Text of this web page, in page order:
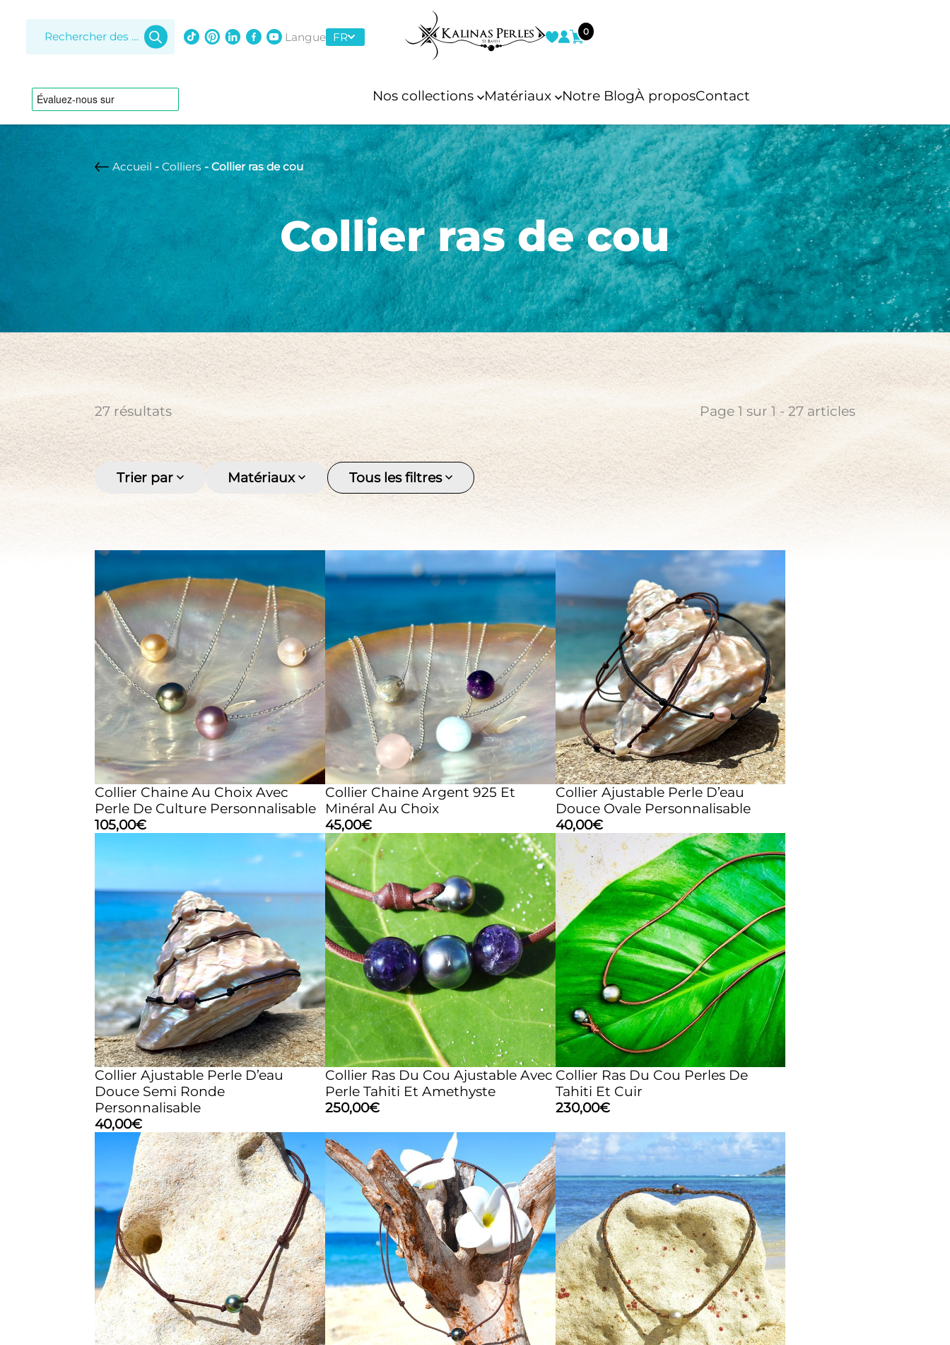
Langue FR 0
Nos collections
Colliers
Ajustable
Cuir tressé
Grappe
Homme
Multicolore
Pendentif
Perle d’Australie
Perle d’eau douce
Perles de Tahiti
Pièce de pirate
Pierre
Ras de cou
Sautoir
Bagues
“Toi et Moi”
Argent 925
Perle d’Australie
Perle de Tahiti
Pierre naturelle
Boucles d’oreilles
Argent
Créole
Keishi
Multicolore
Or
Perle d’Australie
Perle d’eau douce
Perle de Tahiti
Bracelets
Ajustable
Coquillages
De cheville
En cuir tressé
En perles de
culture
personnalisable
En perles de
culture
personnalisable
ajustable
Femme
Homme
Keishi
Multirangs
Perles d’Australie
Perles d’eau
douce
Perles de Tahiti
Pièce de pirate
Pierre
Matériaux
Aigue marine
Amethyste
Diamant
Émeraude
Lapis lazuli
Larimar
Opale
Perle de tahiti
Perle Keshi
Perles d'eau douce
Perles des mers du sud
Pièces de pirate
Notre BlogÀ proposContact
Accueil -Colliers- Collier ras de cou
Collier ras de cou
27 résultats Page1 sur 1 - 27articles
Trier par Matériaux Tous les filtres
Collier Chaine Au Choix Avec
Perle De Culture Personnalisable
105,00€
Collier Chaine Argent 925 Et
Minéral Au Choix
45,00€
Collier Ajustable Perle D’eau
Douce Ovale Personnalisable
40,00€
Collier Ajustable Perle D’eau
Douce Semi Ronde
Personnalisable
40,00€
Collier Ras Du Cou Ajustable Avec
Perle Tahiti Et Amethyste
250,00€
Collier Ras Du Cou Perles De
Tahiti Et Cuir
230,00€